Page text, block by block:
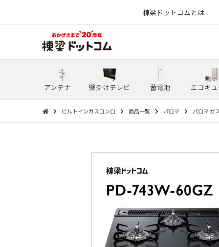
棟梁ドットコムとは
アンテナ 壁掛けテレビ 蓄電池 エコキ
ビルトインガスコンロ 商品一覧 パロマ パロマ ガ